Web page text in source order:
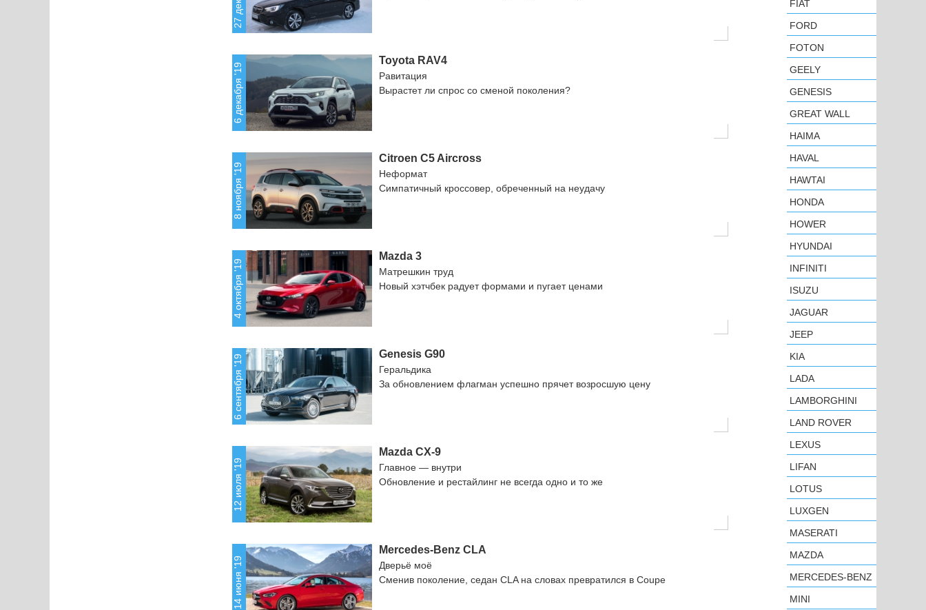
6 декабря '19
Toyota RAV4
Равитация
Вырастет ли спрос со сменой поколения?
8 ноября '19
Citroen C5 Aircross
Неформат
Симпатичный кроссовер, обреченный на неудачу
4 октября '19
Mazda 3
Матрешкин труд
Новый хэтчбек радует формами и пугает ценами
6 сентября '19 Genesis G90
Геральдика
За обновлением флагман успешно прячет возросшую цену
12 июля '19
Mazda CX-9
Главное — внутри
Обновление и рестайлинг не всегда одно и то же
14 июня '19
Mercedes-Benz CLA
Дверьё моё
Сменив поколение, седан CLA на словах превратился в Coupe
FIAT
FORD
FOTON
GEELY
GENESIS
GREAT WALL
HAIMA
HAVAL
HAWTAI
HONDA
HOWER
HYUNDAI
INFINITI
ISUZU
JAGUAR
JEEP
KIA
LADA
LAMBORGHINI
LAND ROVER
LEXUS
LIFAN
LOTUS
LUXGEN
MASERATI
MAZDA
MERCEDES-BENZ
MINI